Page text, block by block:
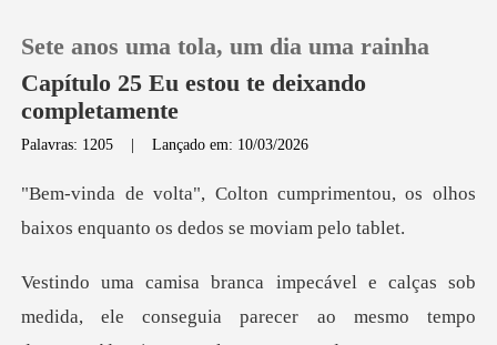
Loja
Histórico
Sete anos uma tola, um dia uma rainha
Capítulo 25 Eu estou te deixando
completamente
Palavras: 1205 |Lançado em: 10/03/2026
rimentou, os olhos
baixos enquant
sob
medida, ele conseguia parecer ao mesmo t